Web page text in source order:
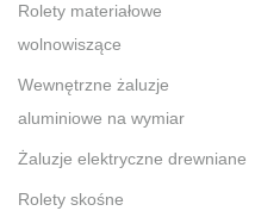
Rolety materiałowe
wolnowiszące
Wewnętrzne żaluzje
aluminiowe na wymiar
Żaluzje elektryczne drewniane
Rolety skośne